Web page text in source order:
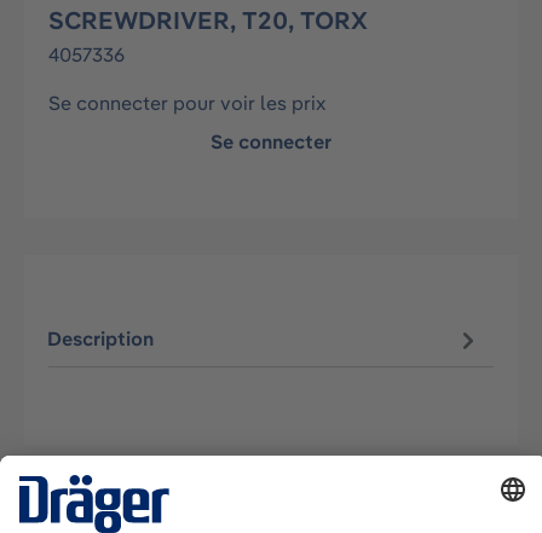
SCREWDRIVER, T20, TORX
4057336
Se connecter pour voir les prix
Se connecter
Description